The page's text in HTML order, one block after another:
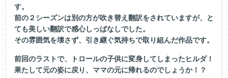
す。
前の２シーズンは別の方が吹き替え翻訳をされていますが、と
ても美しい翻訳で感心しっぱなしでした。
その雰囲気を壊さず、引き継ぐ気持ちで取り組んだ作品です。
前回のラストで、トロールの子供に変身してしまったヒルダ！
果たして元の姿に戻り、ママの元に帰れるのでしょうか！？